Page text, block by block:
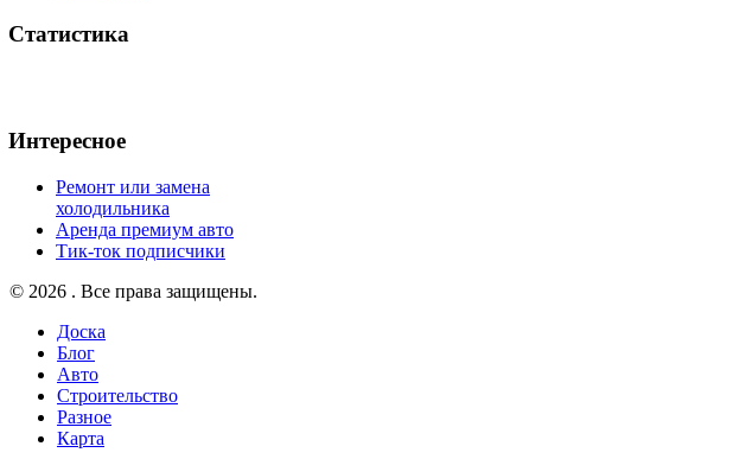
Статистика
Интересное
Ремонт или замена
холодильника
Аренда премиум авто
Тик-ток подписчики
© 2026 . Все права защищены.
Доска
Блог
Авто
Строительство
Разное
Карта